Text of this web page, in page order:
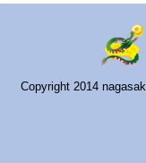
Copyright 2014
ながさき市ebooks
さいかいイーブッ